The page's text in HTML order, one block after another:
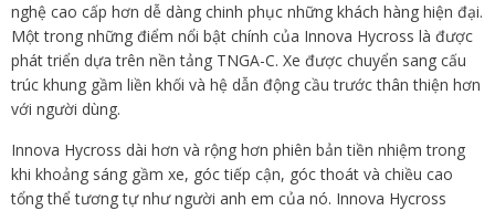
nghệ cao cấp hơn dễ dàng chinh phục những khách hàng hiện đại.
Một trong những điểm nổi bật chính của Innova Hycross là được
phát triển dựa trên nền tảng TNGA-C. Xe được chuyển sang cấu
trúc khung gầm liền khối và hệ dẫn động cầu trước thân thiện hơn
với người dùng.
Innova Hycross dài hơn và rộng hơn phiên bản tiền nhiệm trong
khi khoảng sáng gầm xe, góc tiếp cận, góc thoát và chiều cao
tổng thể tương tự như người anh em của nó. Innova Hycross